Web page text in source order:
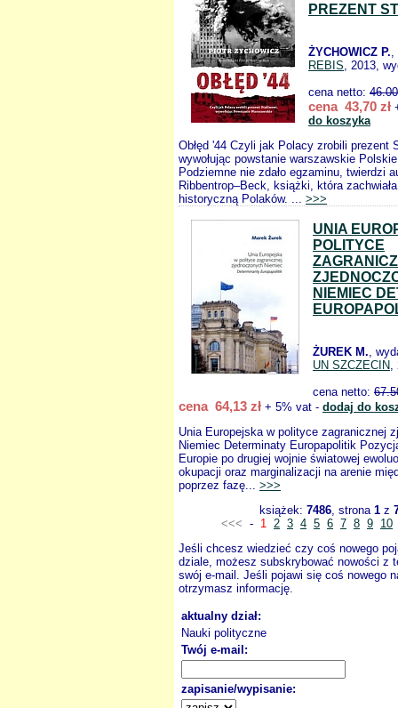
PREZENT
ŻYCHOWICZ P.,
REBIS, 2013,
cena netto: 46.00
cena 43,70 zł
do koszyka
Obłęd '44 Czyli jak Polacy zrobili prezent
wywołując powstanie warszawskie
Podziemne nie zdało egzaminu, twierdzi
Ribbentrop–Beck, książki, która
historyczną Polaków. ... >>>
UNIA
POLITYCE
NIEMIEC
ŻUREK M.,
UN SZCZECIN,
cena netto:
cena 64,13 zł + 5% vat - dodaj do
Unia Europejska w polityce zagranicznej
Niemiec Determinaty Europapolitik
Europie po drugiej wojnie światowej
okupacji oraz marginalizacji na arenie
poprzez fazę... >>>
książek: 7486, strona 1 z
<<< - 1 2 3 4 5 6 7 8 9 10
Jeśli chcesz wiedzieć czy coś nowego
dziale, możesz subskrybować nowości z
swój e-mail. Jeśli pojawi się coś nowego
otrzymasz informację.
aktualny dział:
Nauki polityczne
Twój e-mail:
zapisanie/wypisanie: